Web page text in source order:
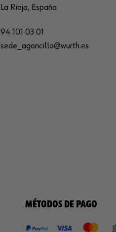
La Rioja, España
94 101 03 01
sede_agoncillo@wurth.es
MÉTODOS DE PAGO